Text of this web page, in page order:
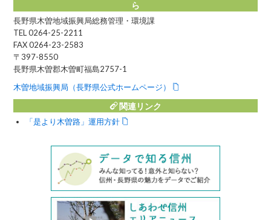
ら
長野県木曽地域振興局総務管理・環境課
TEL 0264-25-2211
FAX 0264-23-2583
〒397-8550
長野県木曽郡木曽町福島2757-1
木曽地域振興局（長野県公式ホームページ）
関連リンク
「是より木曽路」運用方針